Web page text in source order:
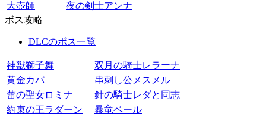
大壺師
夜の剣士アンナ
ボス攻略
DLCのボス一覧
神獣獅子舞
双月の騎士レラーナ
黄金カバ
串刺し公メスメル
蕾の聖女ロミナ
針の騎士レダと同志
約束の王ラダーン
暴竜ベール